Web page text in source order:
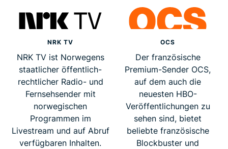
NRK TV
NRK TV ist Norwegens
staatlicher öffentlich-
rechtlicher Radio- und
Fernsehsender mit
norwegischen
Programmen im
Livestream und auf Abruf
verfügbaren Inhalten.
OCS
Der französische
Premium-Sender OCS,
auf dem auch die
neuesten HBO-
Veröffentlichungen zu
sehen sind, bietet
beliebte französische
Blockbuster und